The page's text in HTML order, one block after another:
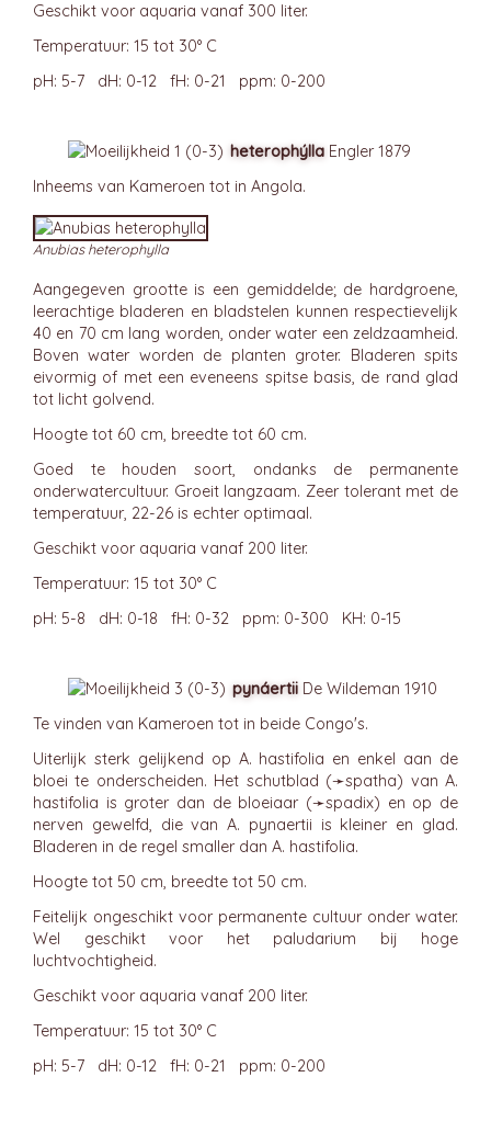
Geschikt voor aquaria vanaf 300 liter.
Temperatuur: 15 tot 30° C
pH: 5-7 dH: 0-12 fH: 0-21 ppm: 0-200
heterophýlla Engler 1879
Inheems van Kameroen tot in Angola.
Anubias heterophylla
Aangegeven grootte is een gemiddelde; de hardgroene,
leerachtige bladeren en bladstelen kunnen respectievelijk
40 en 70 cm lang worden, onder water een zeldzaamheid.
Boven water worden de planten groter. Bladeren spits
eivormig of met een eveneens spitse basis, de rand glad
tot licht golvend.
Hoogte tot 60 cm, breedte tot 60 cm.
Goed te houden soort, ondanks de permanente
onderwatercultuur. Groeit langzaam. Zeer tolerant met de
temperatuur, 22-26 is echter optimaal.
Geschikt voor aquaria vanaf 200 liter.
Temperatuur: 15 tot 30° C
pH: 5-8 dH: 0-18 fH: 0-32 ppm: 0-300 KH: 0-15
pynáertii De Wildeman 1910
Te vinden van Kameroen tot in beide Congo's.
Uiterlijk sterk gelijkend op A. hastifolia en enkel aan de
bloei te onderscheiden. Het schutblad (➛spatha) van A.
hastifolia is groter dan de bloeiaar (➛spadix) en op de
nerven gewelfd, die van A. pynaertii is kleiner en glad.
Bladeren in de regel smaller dan A. hastifolia.
Hoogte tot 50 cm, breedte tot 50 cm.
Feitelijk ongeschikt voor permanente cultuur onder water.
Wel geschikt voor het paludarium bij hoge
luchtvochtigheid.
Geschikt voor aquaria vanaf 200 liter.
Temperatuur: 15 tot 30° C
pH: 5-7 dH: 0-12 fH: 0-21 ppm: 0-200